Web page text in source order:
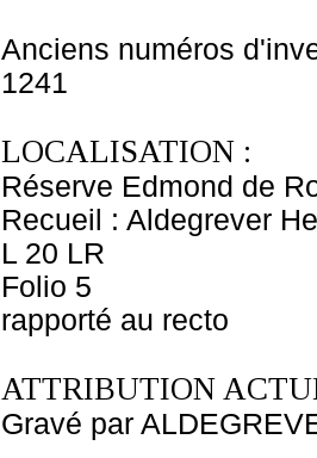
Anciens numéros
1241
LOCALISATION :
Réserve Edmond de
Recueil : Aldegrever
L 20 LR
Folio 5
rapporté au recto
ATTRIBUTION
Gravé par